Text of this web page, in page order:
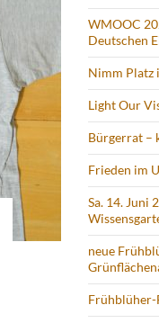
WMOOC
Deutschen
Nimm Platz
Light Our
Bürgerrat –
Frieden im
Sa. 14. Juni
neue
Frühblüher-